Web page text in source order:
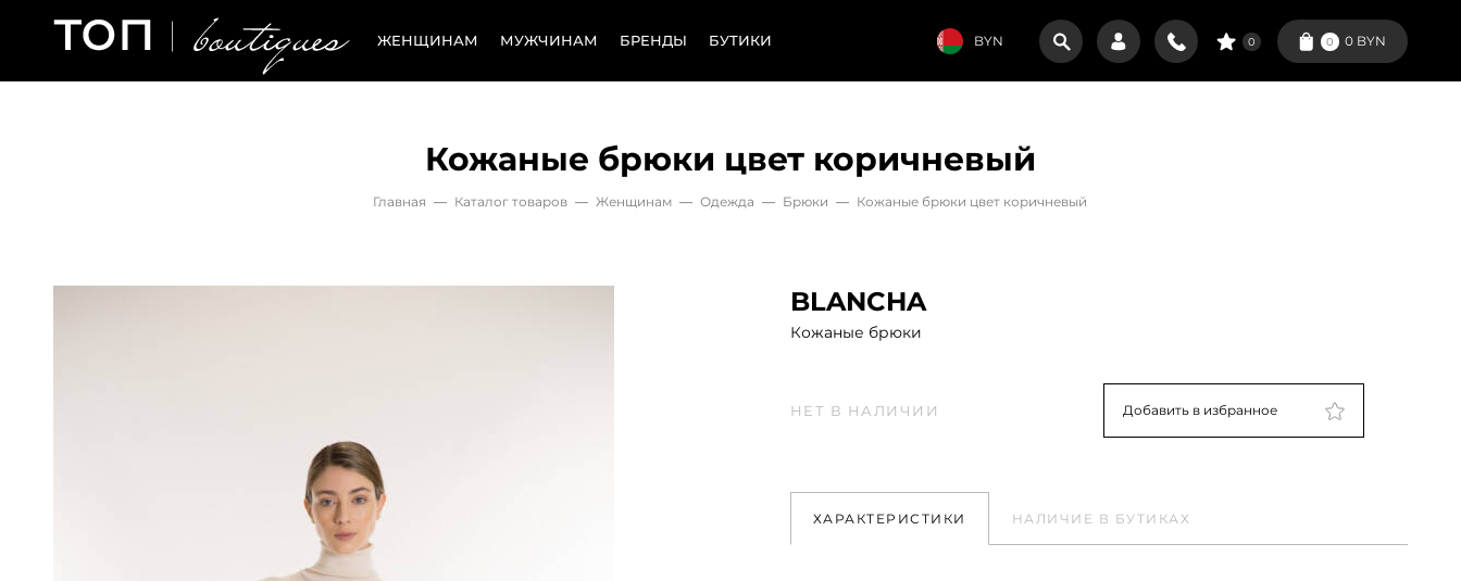
ЖЕНЩИНАМ МУЖЧИНАМ БРЕНДЫ БУТИКИ BYN 0 0 0 BYN
Кожаные брюки цвет коричневый
Главная — Каталог товаров — Женщинам — Одежда — Брюки — Кожаные брюки цвет коричневый
BLANCHA
Кожаные брюки
НЕТ В НАЛИЧИИ Добавить в избранное
ХАРАКТЕРИСТИКИ НАЛИЧИЕ В БУТИКАХ